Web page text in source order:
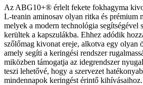
Az ABG10+® érlelt fekete fokhagyma
L-teanin aminosav olyan ritka és prémium
melyek a modern technológia segítségével
kerültek a kapszulákba. Ehhez adódik
szőlőmag kivonat ereje, alkotva egy olyan
amely segíti a keringési rendszer
miközben támogatja az idegrendszer
teszi lehetővé, hogy a szervezet
mindennapok keringést érintő kihívásaihoz.